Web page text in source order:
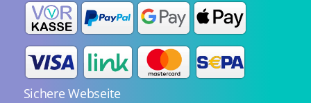
Sichere Webseite